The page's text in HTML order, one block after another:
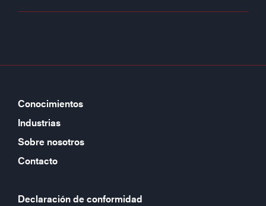
Conocimientos
Industrias
Sobre nosotros
Contacto
Declaración de conformidad